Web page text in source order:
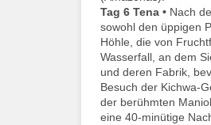
Tag 6 Tena • Nach
sowohl den üppigen
Höhle, die von
Wasserfall, an dem
und deren Fabrik,
Besuch der Kichwa-
der berühmten
eine 40-minütige